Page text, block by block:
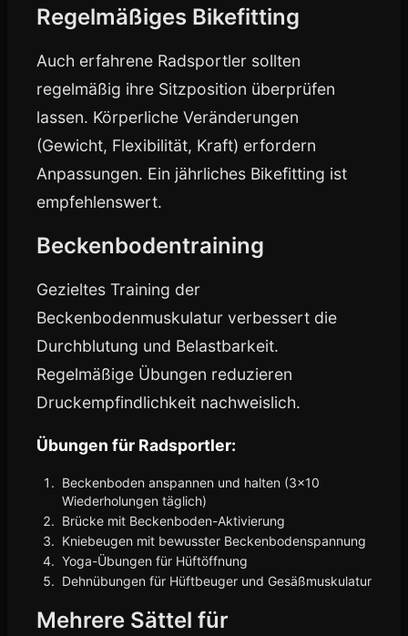
Regelmäßiges Bikefitting
Auch erfahrene Radsportler sollten
regelmäßig ihre Sitzposition überprüfen
lassen. Körperliche Veränderungen
(Gewicht, Flexibilität, Kraft) erfordern
Anpassungen. Ein jährliches Bikefitting ist
empfehlenswert.
Beckenbodentraining
Gezieltes Training der
Beckenbodenmuskulatur verbessert die
Durchblutung und Belastbarkeit.
Regelmäßige Übungen reduzieren
Druckempfindlichkeit nachweislich.
Übungen für Radsportler:
Beckenboden anspannen und halten (3x10
Wiederholungen täglich)
Brücke mit Beckenboden-Aktivierung
Kniebeugen mit bewusster Beckenbodenspannung
Yoga-Übungen für Hüftöffnung
Dehnübungen für Hüftbeuger und Gesäßmuskulatur
Mehrere Sättel für